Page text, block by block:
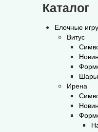
Каталог
Елочные
Витус
Шары
Ирена